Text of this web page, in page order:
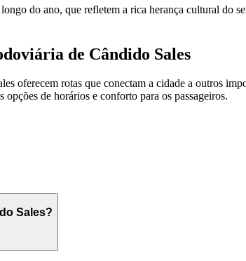
do ano, que refletem a rica herança cultural do
de Cândido Sales
oferecem rotas que conectam a cidade a outros
de horários e conforto para os passageiros.
Sales?